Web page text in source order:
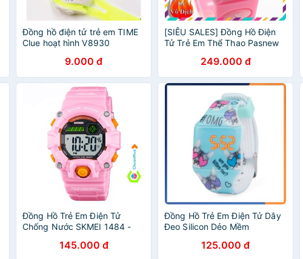
Đồng hồ điện tử trẻ em TIME
Clue hoạt hình V8930
9.000 đ
[SIÊU SALES] Đồng Hồ Điện
Tử Trẻ Em Thể Thao Pasnew
249.000 đ
Đồng Hồ Trẻ Em Điện Tử
Chống Nước SKMEI 1484 -
145.000 đ
Đồng Hồ Trẻ Em Điện Tử Dây
Đeo Silicon Dẻo Mềm
125.000 đ